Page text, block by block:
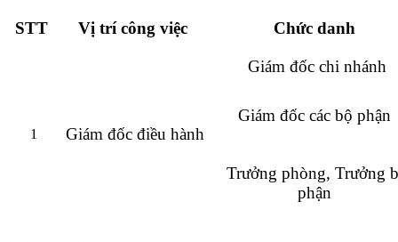
STT Vị trí công việc Chức danh
1 Giám đốc điều hành
Giám đốc chi nhánh
Giám đốc các bộ phận
Trưởng phòng, Trưởng
phận